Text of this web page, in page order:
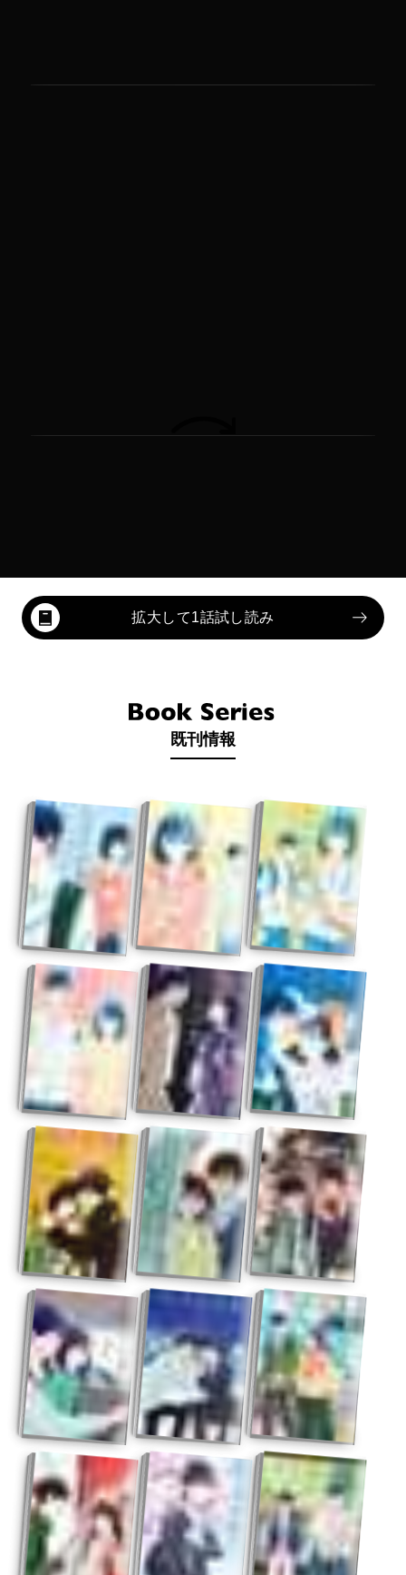
拡大して1話試し読み
既刊情報